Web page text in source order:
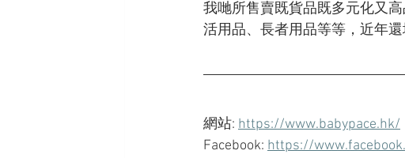
我哋所售賣既貨品既多元化又
活用品、長者用品等等，近年還
網站: https://www.babypace.hk/
Facebook: https://